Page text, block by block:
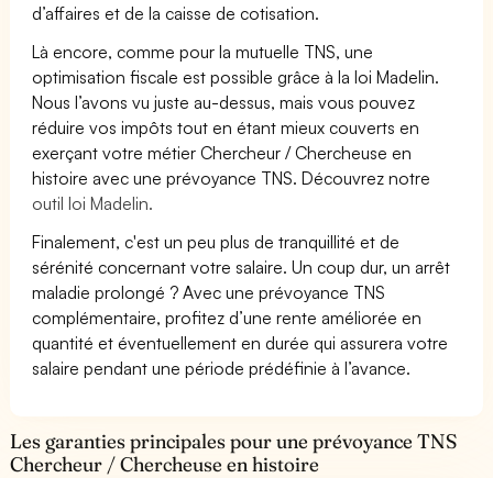
d’affaires et de la caisse de cotisation.
Là encore, comme pour la mutuelle TNS, une
optimisation fiscale est possible grâce à la loi Madelin.
Nous l’avons vu juste au-dessus, mais vous pouvez
réduire vos impôts tout en étant mieux couverts en
exerçant votre métier Chercheur / Chercheuse en
histoire avec une prévoyance TNS. Découvrez notre
outil loi Madelin.
Finalement, c'est un peu plus de tranquillité et de
sérénité concernant votre salaire. Un coup dur, un arrêt
maladie prolongé ? Avec une prévoyance TNS
complémentaire, profitez d’une rente améliorée en
quantité et éventuellement en durée qui assurera votre
salaire pendant une période prédéfinie à l’avance.
Les garanties principales pour une prévoyance TNS
Chercheur / Chercheuse en histoire